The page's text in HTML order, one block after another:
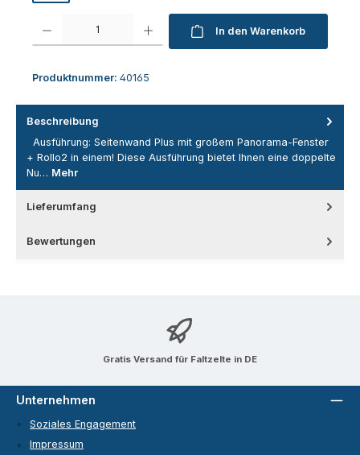
In den Warenkorb
Produktnummer: 40165
Beschreibung
Ausführung: Seitenwand Plus mit großem Panorama-Fenster
+ Rollo2 in einem! Diese Ausführung bietet Ihnen eine doppelte
Nu… Mehr
Lieferumfang
Bewertungen
Gratis Versand für Faltzelte in DE
Unternehmen
Soziales Engagement
Impressum